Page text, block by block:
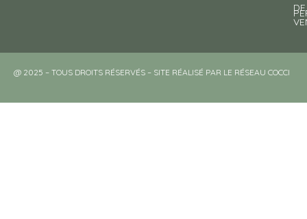
DE
@ 2025 – TOUS DROITS RÉSERVÉS – SITE RÉALISÉ PAR LE RÉSEAU COCCI